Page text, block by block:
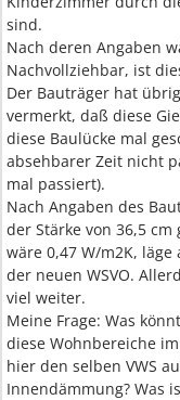
sind.
Nach deren Angaben
Nachvollziehbar, ist
Der Bauträger hat
vermerkt, daß diese
diese Baulücke mal
absehbarer Zeit nicht
mal passiert).
Nach Angaben des
der Stärke von 36,5
wäre 0,47 W/m2K,
der neuen WSVO.
viel weiter.
Meine Frage: Was
diese Wohnbereiche
hier den selben VWS
Innendämmung? Was